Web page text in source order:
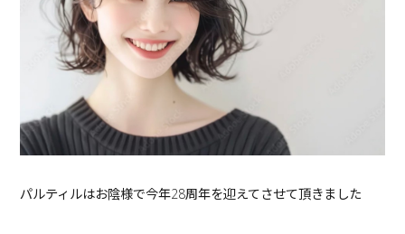
パルティルはお陰様で今年28周年を迎えてさせて頂きました